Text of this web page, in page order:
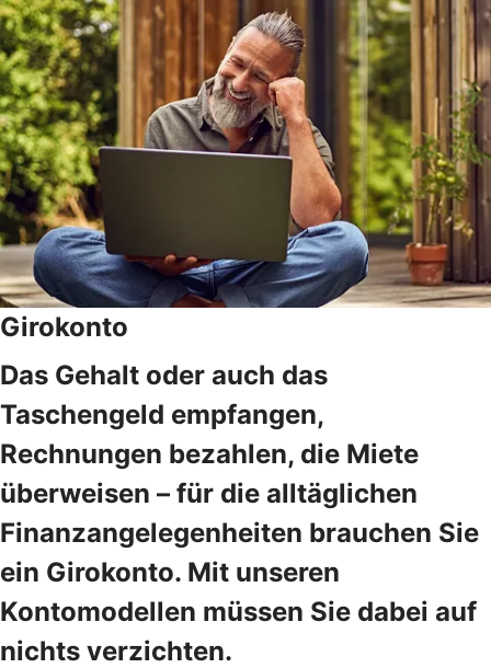
Girokonto
Das Gehalt oder auch das
Taschengeld empfangen,
Rechnungen bezahlen, die Miete
überweisen – für die alltäglichen
Finanzangelegenheiten brauchen Sie
ein Girokonto. Mit unseren
Kontomodellen müssen Sie dabei auf
nichts verzichten.